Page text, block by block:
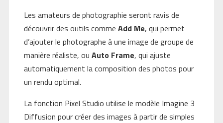
Les amateurs de photographie seront ravis de
découvrir des outils comme Add Me, qui permet
d’ajouter le photographe à une image de groupe de
manière réaliste, ou Auto Frame, qui ajuste
automatiquement la composition des photos pour
un rendu optimal.
La fonction Pixel Studio utilise le modèle Imagine 3
Diffusion pour créer des images à partir de simples